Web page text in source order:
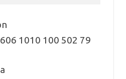
1010 100 502 79